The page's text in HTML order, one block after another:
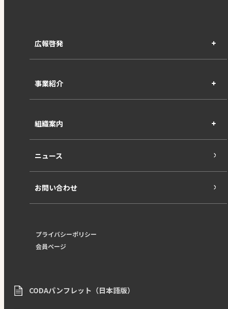
広報啓発
事業紹介
組織案内
ニュース
お問い合わせ
プライバシーポリシー
会員ページ
CODAパンフレット（日本語版）